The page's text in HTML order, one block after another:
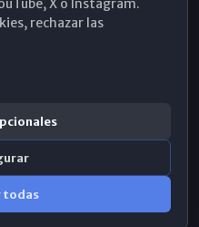
X o Instagram.
rechazar las
todas